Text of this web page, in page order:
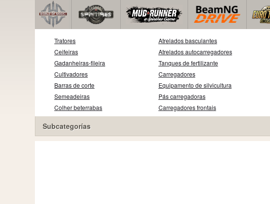
Tratores
Ceifeiras
Gadanheiras-fileira
Cultivadores
Barras de corte
Semeadeiras
Colher beterrabas
Atrelados basculantes
Atrelados autocarregadores
Tanques de fertilizante
Carregadores
Equipamento de silvicultura
Pás carregadoras
Carregadores frontais
Subcategorías